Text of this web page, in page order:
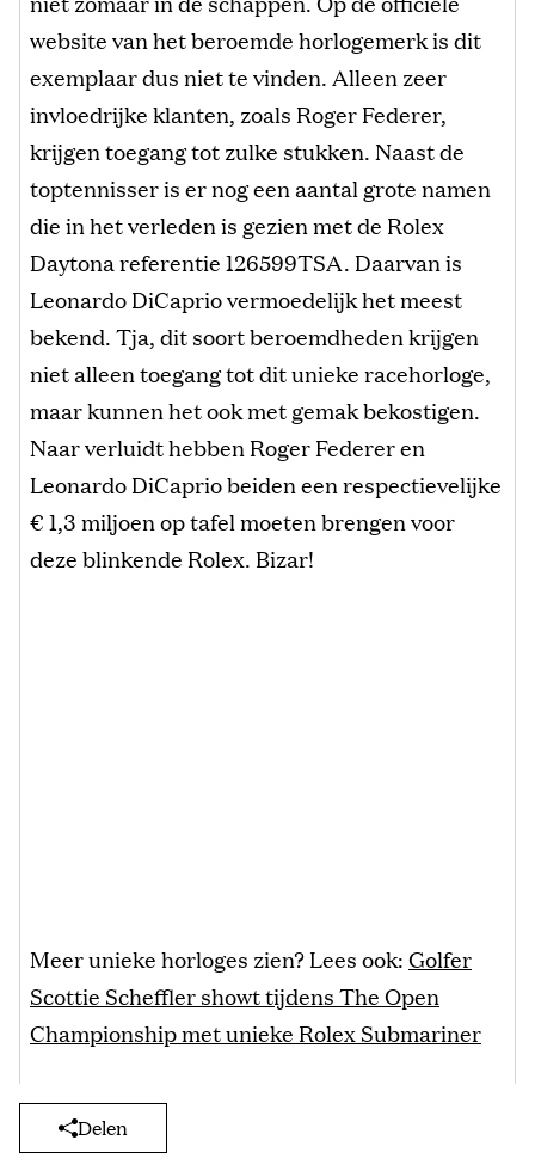
website van het beroemde horlogemerk is dit
exemplaar dus niet te vinden. Alleen zeer
invloedrijke klanten, zoals Roger Federer,
krijgen toegang tot zulke stukken. Naast de
toptennisser is er nog een aantal grote namen
die in het verleden is gezien met de Rolex
Daytona referentie 126599TSA. Daarvan is
Leonardo DiCaprio vermoedelijk het meest
bekend. Tja, dit soort beroemdheden krijgen
niet alleen toegang tot dit unieke racehorloge,
maar kunnen het ook met gemak bekostigen.
Naar verluidt hebben Roger Federer en
Leonardo DiCaprio beiden een respectievelijke
€ 1,3 miljoen op tafel moeten brengen voor
deze blinkende Rolex. Bizar!
Meer unieke horloges zien? Lees ook:Golfer
Scottie Scheffler showt tijdens The Open
Championship met unieke Rolex Submariner
Delen